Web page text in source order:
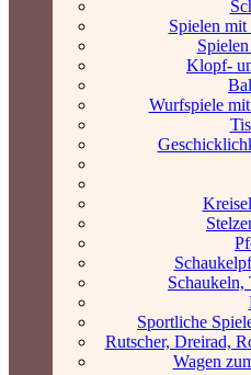
Spielen mit
Klopf-
Wurfspiele
Schaukeln,
Sportliche
Rutscher, Dreirad,
Wagen